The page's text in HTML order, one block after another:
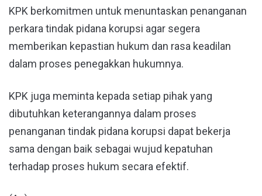
KPK berkomitmen untuk menuntaskan penanganan
perkara tindak pidana korupsi agar segera
memberikan kepastian hukum dan rasa keadilan
dalam proses penegakkan hukumnya.
KPK juga meminta kepada setiap pihak yang
dibutuhkan keterangannya dalam proses
penanganan tindak pidana korupsi dapat bekerja
sama dengan baik sebagai wujud kepatuhan
terhadap proses hukum secara efektif.